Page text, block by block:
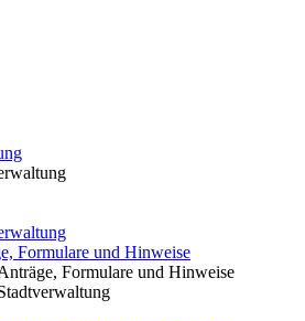
Formulare und Hinweise
Formulare und Hinweise